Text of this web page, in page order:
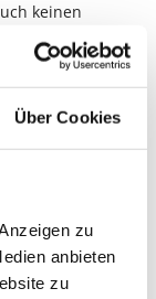
Über Cookies
zu
anbieten
zu
keinen
Insektenschutz
Fliegengitter.
an.
GbR
gibt
ist so